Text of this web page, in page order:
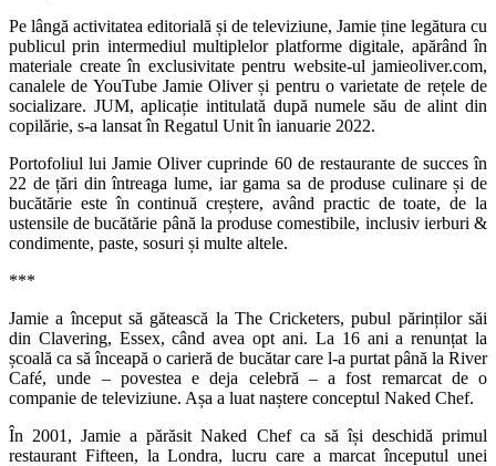
Pe lângă activitatea editorială și de televiziune, Jamie ține legătura cu
publicul prin intermediul multiplelor platforme digitale, apărând în
materiale create în exclusivitate pentru website-ul jamieoliver.com,
canalele de YouTube Jamie Oliver și pentru o varietate de rețele de
socializare. JUM, aplicație intitulată după numele său de alint din
copilărie, s-a lansat în Regatul Unit în ianuarie 2022.
Portofoliul lui Jamie Oliver cuprinde 60 de restaurante de succes în
22 de țări din întreaga lume, iar gama sa de produse culinare și de
bucătărie este în continuă creștere, având practic de toate, de la
ustensile de bucătărie până la produse comestibile, inclusiv ierburi &
condimente, paste, sosuri și multe altele.
***
Jamie a început să gătească la The Cricketers, pubul părinților săi
din Clavering, Essex, când avea opt ani. La 16 ani a renunțat la
școală ca să înceapă o carieră de bucătar care l-a purtat până la River
Café, unde – povestea e deja celebră – a fost remarcat de o
companie de televiziune. Așa a luat naștere conceptul Naked Chef.
În 2001, Jamie a părăsit Naked Chef ca să își deschidă primul
restaurant Fifteen, la Londra, lucru care a marcat începutul unei